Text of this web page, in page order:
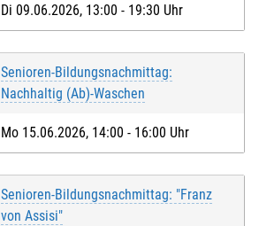
Di 09.06.2026, 13:00 - 19:30 Uhr
Senioren-Bildungsnachmittag:
Nachhaltig (Ab)-Waschen
Mo 15.06.2026, 14:00 - 16:00 Uhr
Senioren-Bildungsnachmittag: "Franz
von Assisi"